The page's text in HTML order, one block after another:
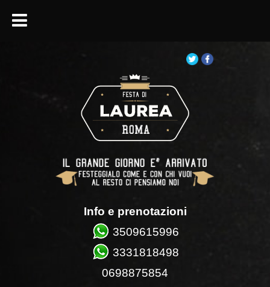
Info e prenotazioni
3509615996
3331818498
0698875854